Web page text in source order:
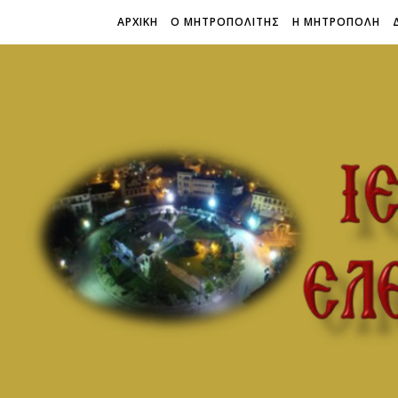
ΑΡΧΙΚΗ Ο ΜΗΤΡΟΠΟΛΙΤΗΣ Η ΜΗΤΡΟΠΟΛΗ